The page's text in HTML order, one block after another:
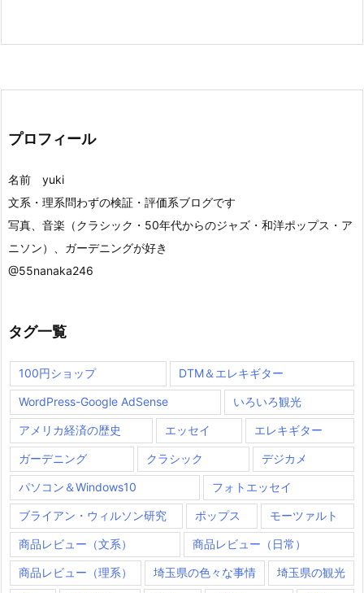
プロフィール
名前 yuki
文系・理系問わずの検証・評価系ブログです
写真、音楽（クラシック・50年代からのジャズ・和洋ポップス・ア
ニソン）、ガーデニングが好き
@55nanaka246
タグ一覧
100円ショップ DTM＆エレキギター
WordPress-Google AdSense いろいろ観光
アメリカ経済の歴史 エッセイ エレキギター
ガーデニング クラシック デジカメ
パソコン＆Windows10 フォトエッセイ
ブライアン・ウィルソン研究 ポップス モーツァルト
商品レビュー（文系） 商品レビュー（日常）
商品レビュー（理系） 埼玉県の色々な事情 埼玉県の観光